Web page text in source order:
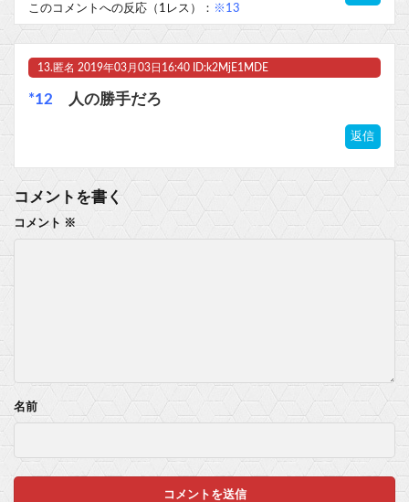
このコメントへの反応（1レス）： ※13
13. 匿名 2019年03月03日16:40 ID:k2MjE1MDE
*12 人の勝手だろ
返信
コメントを書く
コメント ※
名前